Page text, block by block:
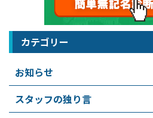
カテゴリー
お知らせ
スタッフの独り言